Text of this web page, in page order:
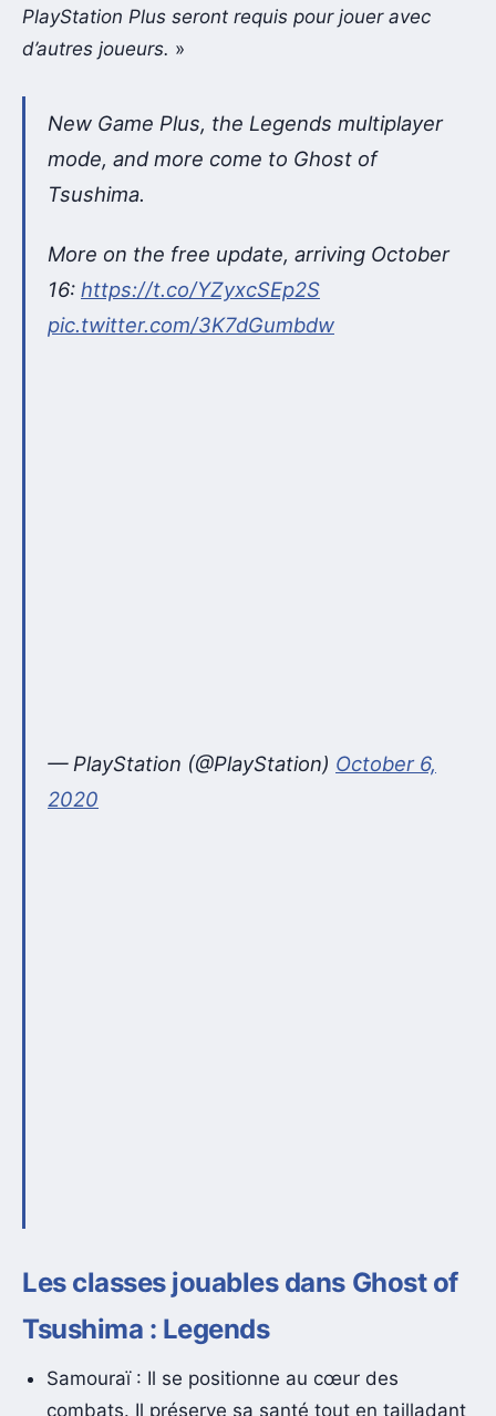
PlayStation Plus seront requis pour jouer avec
d’autres joueurs. »
New Game Plus, the Legends multiplayer
mode, and more come to Ghost of
Tsushima.
More on the free update, arriving October
16: https://t.co/YZyxcSEp2S
pic.twitter.com/3K7dGumbdw
— PlayStation (@PlayStation) October 6,
2020
Les classes jouables dans Ghost of
Tsushima : Legends
Samouraï : Il se positionne au cœur des
combats. Il préserve sa santé tout en tailladant